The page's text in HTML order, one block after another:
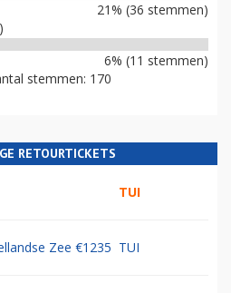
21% (36 stemmen)
6% (11 stemmen)
stemmen: 170
RETOURTICKETS
TUI
Zee €1235 TUI